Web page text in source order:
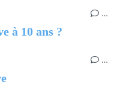
…
à 10 ans ?
…